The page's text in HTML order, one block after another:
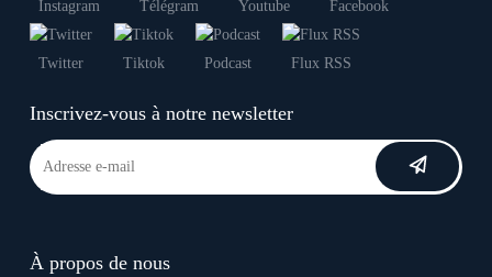
Instagram Télégram Youtube Facebook
Twitter Tiktok Podcast Flux RSS
Inscrivez-vous à notre newsletter
À propos de nous